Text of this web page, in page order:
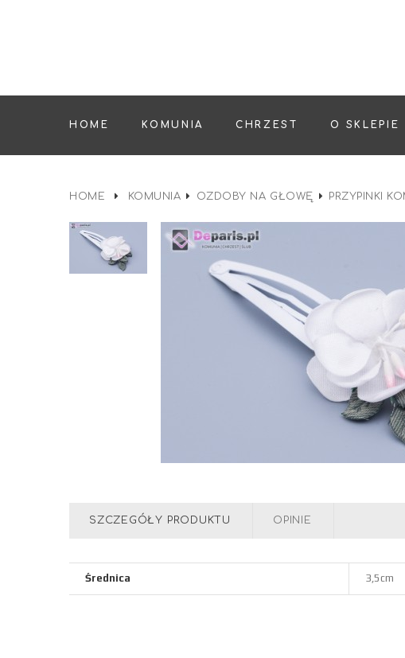
HOME KOMUNIA CHRZEST O SKLEPIE
HOME KOMUNIA OZDOBY NA GŁOWĘ PRZYPINKI
SZCZEGÓŁY PRODUKTU OPINIE
Średnica 3,5cm